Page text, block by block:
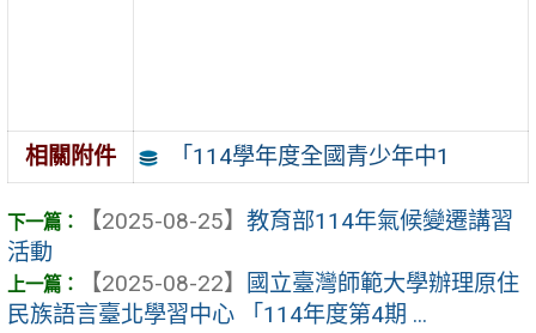
相關附件 「114學年度全國青少年中1
【2025-08-25】 教育部114年氣候變遷講習
活動
【2025-08-22】
國立臺灣師範大學辦理原住
民族語言臺北學習中心 「114年度第4期 ...